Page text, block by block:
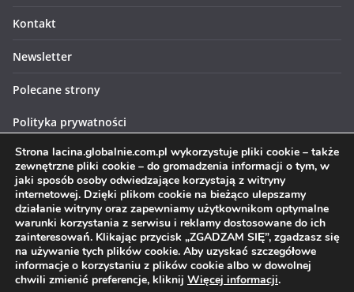
Kontakt
Newsletter
Polecane strony
Polityka prywatności
Polityka cookies
Prawa autorskie © 2026Łacina globalnie. Wszystkie prawa
zastrzeżone.
Motyw:ColorMagstworzony przez ThemeGrill. Wspierane przez
Strona lacina.globalnie.com.pl wykorzystuje pliki cookie – także
zewnętrzne pliki cookie – do gromadzenia informacji o tym, w
jaki sposób osoby odwiedzające korzystają z witryny
internetowej. Dzięki plikom cookie na bieżąco ulepszamy
działanie witryny oraz zapewniamy użytkownikom optymalne
warunki korzystania z serwisu i reklamy dostosowane do ich
zainteresowań. Klikając przycisk „ZGADZAM SIĘ”, zgadzasz się
na używanie tych plików cookie. Aby uzyskać szczegółowe
informacje o korzystaniu z plików cookie albo w dowolnej
chwili zmienić preferencje, kliknij Więcej informacji.